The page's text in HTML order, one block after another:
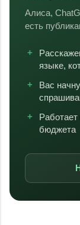
Алиса,
есть
языке,
Вас
Работает
бюджета